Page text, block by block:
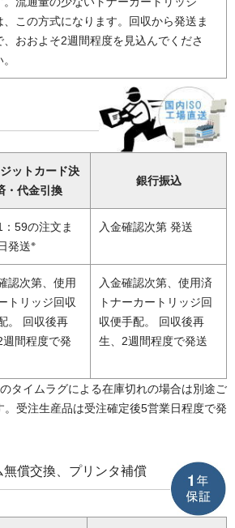
、この方式になります。回収から発送ま
、おおよそ2週間程度を見込んでくださ
ットカード決
・代金引換
銀行振込
：59の注文ま
発送※
入金確認次第 発送
認次第、使用
トリッジ回収
。 回収後再
週間程度で発
入金確認次第、使用済
トナーカートリッジ回
収便手配。 回収後再
生、2週間程度で発送
タイムラグによる在庫切れの場合は別途ご
受注生産品は受注確定後5営業日程度で発
無償交換、プリンタ補償